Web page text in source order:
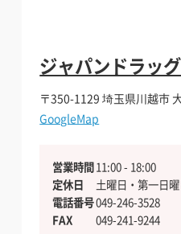
ジャパンドラッグ
〒350-1129埼玉県川越市
GoogleMap
営業時間11:00 - 18:00
定休日
土曜日・第一日
電話番号049-246-3528
FAX
049-241-9244